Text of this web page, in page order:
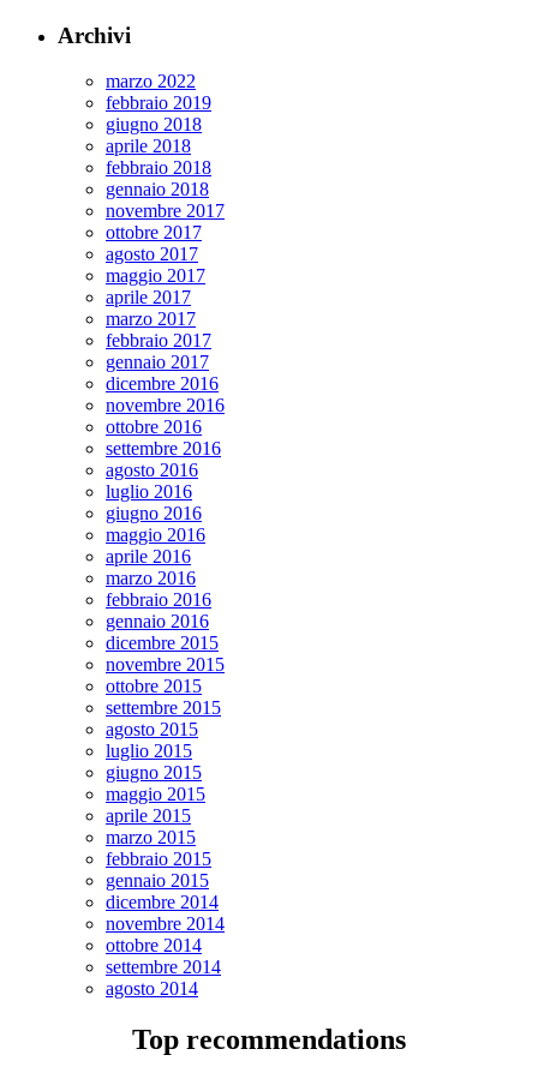
Archivi
marzo 2022
febbraio 2019
giugno 2018
aprile 2018
febbraio 2018
gennaio 2018
novembre 2017
ottobre 2017
agosto 2017
maggio 2017
aprile 2017
marzo 2017
febbraio 2017
gennaio 2017
dicembre 2016
novembre 2016
ottobre 2016
settembre 2016
agosto 2016
luglio 2016
giugno 2016
maggio 2016
aprile 2016
marzo 2016
febbraio 2016
gennaio 2016
dicembre 2015
novembre 2015
ottobre 2015
settembre 2015
agosto 2015
luglio 2015
giugno 2015
maggio 2015
aprile 2015
marzo 2015
febbraio 2015
gennaio 2015
dicembre 2014
novembre 2014
ottobre 2014
settembre 2014
agosto 2014
Top recommendations